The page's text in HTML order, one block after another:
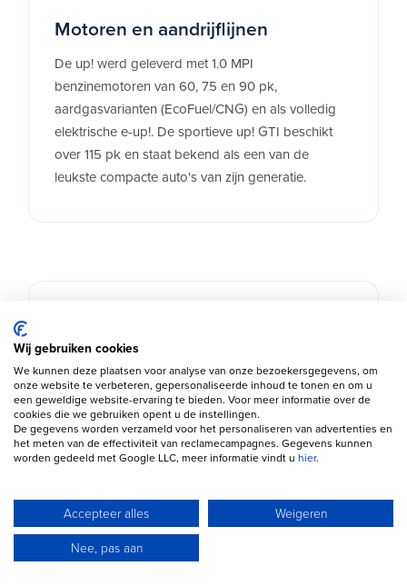
Motoren en aandrijflijnen
De up! werd geleverd met 1.0 MPI
benzinemotoren van 60, 75 en 90 pk,
aardgasvarianten (EcoFuel/CNG) en als volledig
elektrische e-up!. De sportieve up! GTI beschikt
over 115 pk en staat bekend als een van de
leukste compacte auto's van zijn generatie.
jou?
Beste prijs-kwaliteitverhouding:De move up!
met 75 pk biedt een uitstekende balans tussen
prestaties, uitrusting en lage gebruikskosten.
biedt extra comfort met onder meer cruise
control, lichtmetalen velgen en een rijkere
uitrusting.
Wij gebruiken cookies
We kunnen deze plaatsen voor analyse van onze bezoekersgegevens, om
onze website te verbeteren, gepersonaliseerde inhoud te tonen en om u
een geweldige website-ervaring te bieden. Voor meer informatie over de
cookies die we gebruiken opent u de instellingen.
De gegevens worden verzameld voor het personaliseren van advertenties en
het meten van de effectiviteit van reclamecampagnes. Gegevens kunnen
worden gedeeld met Google LLC, meer informatie vindt u hier.
Accepteer alles
Weigeren
Nee, pas aan